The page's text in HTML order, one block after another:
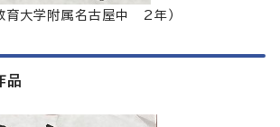
育大学附属名古屋中 2年）
品